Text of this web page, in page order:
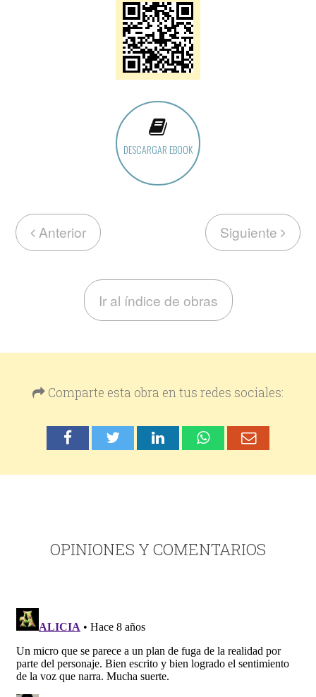
DESCARGAR EBOOK
Anterior Siguiente
Ir al índice de obras
Comparte esta obra en tus redes sociales:
OPINIONES Y COMENTARIOS